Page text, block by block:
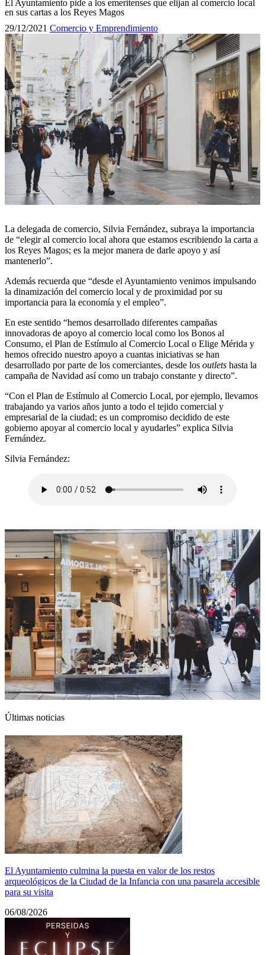
El Ayuntamiento pide a los emeritenses que elijan al comercio local
en sus cartas a los Reyes Magos
29/12/2021 Comercio y Emprendimiento
La delegada de comercio, Silvia Fernández, subraya la importancia
de “elegir al comercio local ahora que estamos escribiendo la carta a
los Reyes Magos; es la mejor manera de darle apoyo y así
mantenerlo”.
Además recuerda que “desde el Ayuntamiento venimos impulsando
la dinamización del comercio local y de proximidad por su
importancia para la economía y el empleo”.
En este sentido “hemos desarrollado diferentes campañas
innovadoras de apoyo al comercio local como los Bonos al
Consumo, el Plan de Estímulo al Comercio Local o Elige Mérida y
hemos ofrecido nuestro apoyo a cuantas iniciativas se han
desarrollado por parte de los comerciantes, desde los outlets hasta la
campaña de Navidad así como un trabajo constante y directo”.
“Con el Plan de Estímulo al Comercio Local, por ejemplo, llevamos
trabajando ya varios años junto a todo el tejido comercial y
empresarial de la ciudad; es un compromiso decidido de este
gobierno apoyar al comercio local y ayudarles” explica Silvia
Fernández.
Silvia Fernández:
Últimas noticias
El Ayuntamiento culmina la puesta en valor de los restos
arqueológicos de la Ciudad de la Infancia con una pasarela accesible
para su visita
06/08/2026